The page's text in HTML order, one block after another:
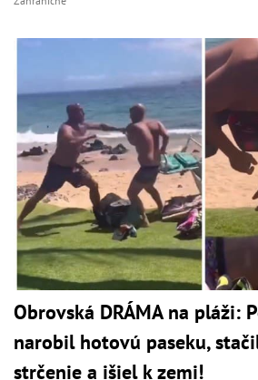
Obrovská DRÁMA na pláži:
narobil hotovú paseku,
strčenie a išiel k zemi!